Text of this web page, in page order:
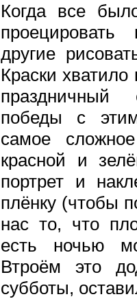
Когда все
другие
Краски
победы с
самое
красной и
портрет и
плёнку (чтобы
нас то, что
есть ночью
Втроём это
субботы,